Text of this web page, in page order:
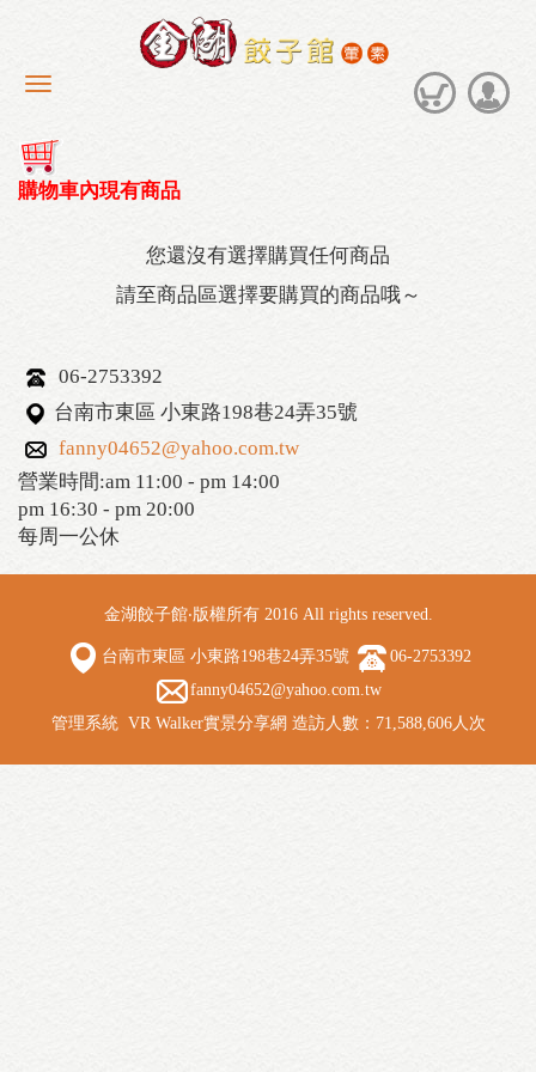
購物車內現有商品
您還沒有選擇購買任何商品
請至商品區選擇要購買的商品哦～
06-2753392
台南市東區 小東路198巷24弄35號
fanny04652@yahoo.com.tw
營業時間:am 11:00 - pm 14:00
pm 16:30 - pm 20:00
每周一公休
金湖餃子館‧版權所有 2016 All rights reserved.
台南市東區 小東路198巷24弄35號
06-2753392
fanny04652@yahoo.com.tw
管理系統 VR Walker實景分享網 造訪人數：71,588,606人次